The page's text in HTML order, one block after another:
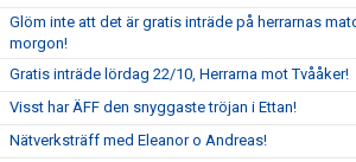
Glöm inte att det är gratis inträde på herrarnas
morgon!
Gratis inträde lördag 22/10, Herrarna mot Tvååker!
Visst har ÄFF den snyggaste tröjan i Ettan!
Nätverksträff med Eleanor o Andreas!